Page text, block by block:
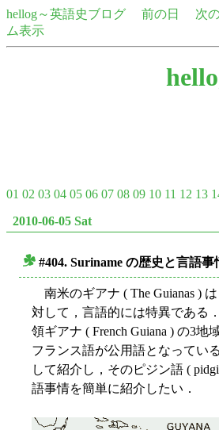
hellog～英語史ブログ 前の日 次
ム表示
01 02 03 04 05 06 07 08 09 10 11 12 13
2010-06-05 Sat
#404. Suriname の歴史と言語事
南米のギアナ ( The Guianas )
対して，言語的には特異である
領ギアナ ( French Guiana ) の3
フランス語が公用語となってい
して紹介し，そのピジン語 (
語事情を簡単に紹介したい．